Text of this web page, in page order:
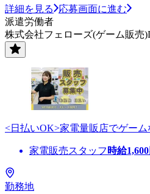
詳細を見る
応募画面に進む
派遣労働者
株式会社フェローズ(ゲーム販売
<日払いOK>家電量販店でゲー
家電販売スタッフ 時給1,600
勤務地